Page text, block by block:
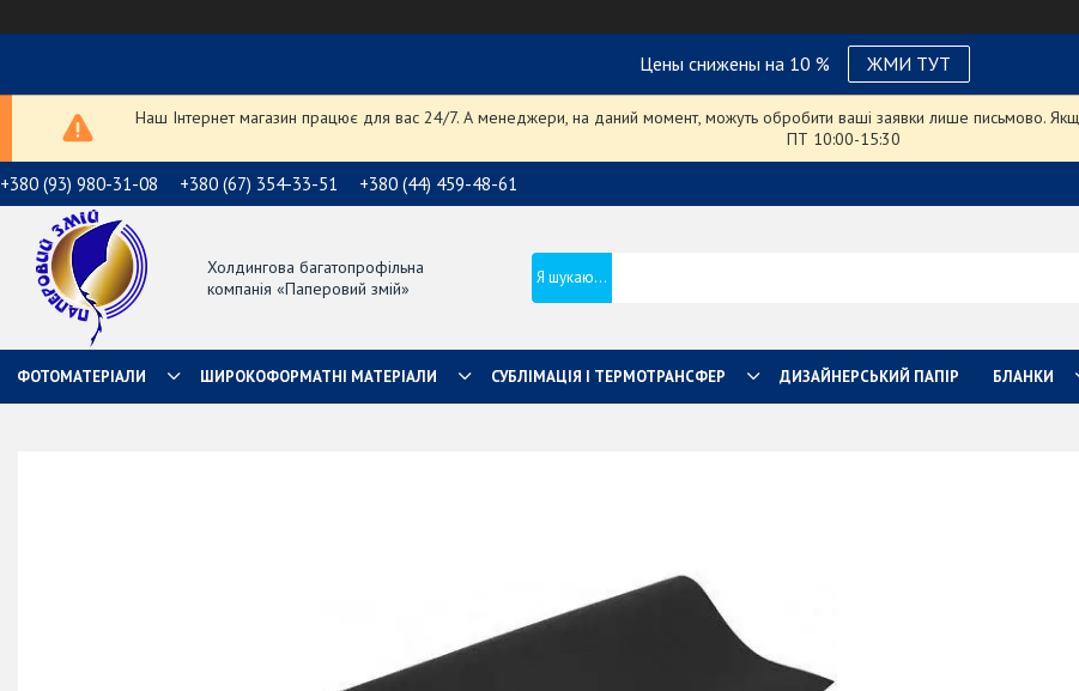
Цены снижены на 10 % ЖМИ ТУТ
Наш Інтернет магазин працює для вас 24/7. А менеджери, на даний момент, можуть обробити ваші заявки лише письмово.
ПТ 10:00-15:30
+380 (93) 980-31-08 +380 (67) 354-33-51 +380 (44) 459-48-61
Холдингова багатопрофільна
компанія «Паперовий змій»
ФОТОМАТЕРІАЛИ ШИРОКОФОРМАТНІ МАТЕРІАЛИ СУБЛІМАЦІЯ І ТЕРМОТРАНСФЕР ДИЗАЙНЕРСЬКИЙ ПАПІР БЛАНКИ